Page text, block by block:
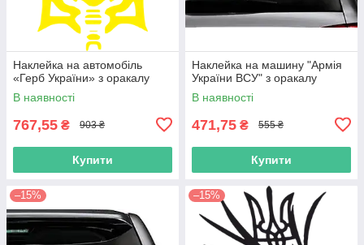
Наклейка на автомобіль
«Герб України» з оракалу
В наявності
767,55 ₴ 903 ₴
Купити
Наклейка на машину "Армія
України ВСУ" з оракалу
В наявності
471,75 ₴ 555 ₴
Купити
–15% –15%